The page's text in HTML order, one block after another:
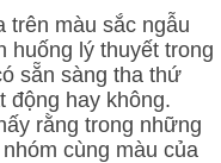
trên màu sắc ngẫu
huống lý thuyết trong
sẵn sàng tha thứ
động hay không.
rằng trong những
cùng màu của